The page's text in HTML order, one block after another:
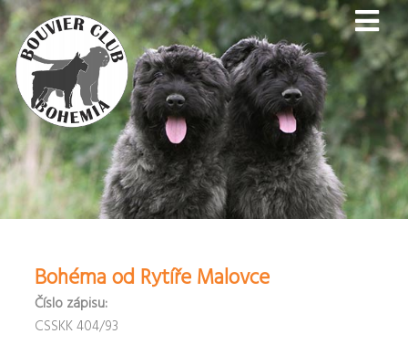
Bohéma od Rytíře Malovce
Číslo zápisu:
CSSKK 404/93